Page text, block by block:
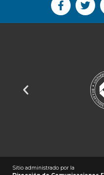
Sitio administrado por la